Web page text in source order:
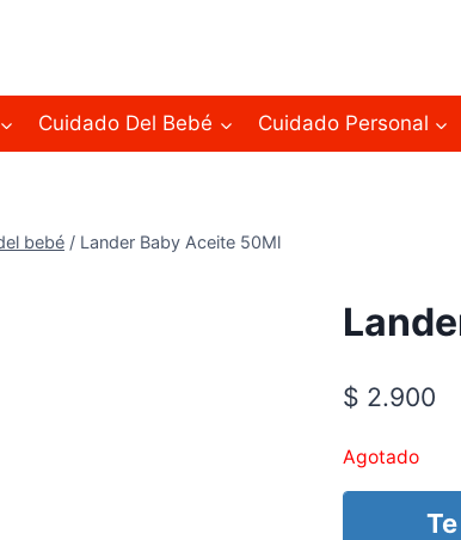
Cuidado Del Bebé Cuidado Personal
bebé / Lander Baby Aceite 50Ml
$ 2.900
Agotado